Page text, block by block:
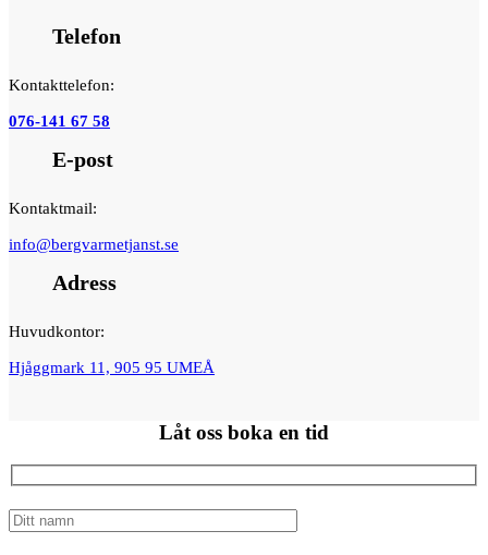
Telefon
Kontakttelefon:
076-141 67 58
E-post
Kontaktmail:
info@bergvarmetjanst.se
Adress
Huvudkontor:
Hjåggmark 11, 905 95 UMEÅ
Låt oss boka en tid